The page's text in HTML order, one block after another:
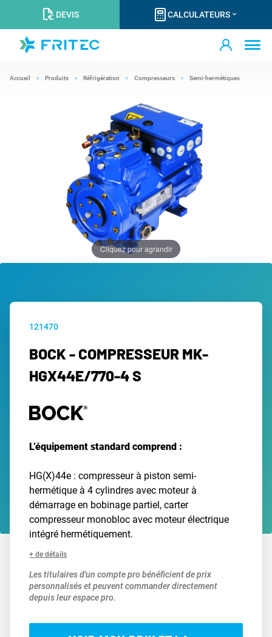
DEVIS CALCULATEURS
Accueil Produits Réfrigération Compresseurs Semi-hermétiques
Cliquez pour agrandir
121470
BOCK - COMPRESSEUR MK-
HGX44E/770-4 S
L’équipement standard comprend :
HG(X)44e : compresseur à piston semi-
hermétique à 4 cylindres avec moteur à
démarrage en bobinage partiel, carter
compresseur monobloc avec moteur électrique
intégré hermétiquement.
+ de détails
Les titulaires d'un compte pro bénéficient de prix
personnalisés et peuvent commander directement
depuis leur espace pro.